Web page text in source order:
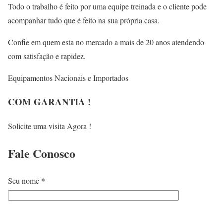
Todo o trabalho é feito por uma equipe treinada e o cliente pode
acompanhar tudo que é feito na sua própria casa.
Confie em quem esta no mercado a mais de 20 anos atendendo
com satisfação e rapidez.
Equipamentos Nacionais e Importados
COM GARANTIA !
Solicite uma visita Agora !
Fale Conosco
Seu nome *